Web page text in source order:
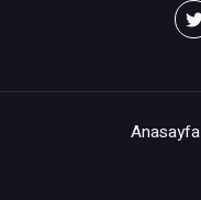
Anasayfa